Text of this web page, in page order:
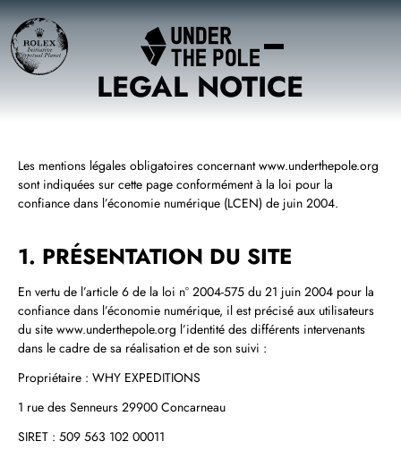
LEGAL NOTICE
Les mentions légales obligatoires concernant www.underthepole.org
sont indiquées sur cette page conformément à la loi pour la
confiance dans l’économie numérique (LCEN) de juin 2004.
1. PRÉSENTATION DU SITE
En vertu de l’article 6 de la loi n° 2004‑575 du 21 juin 2004 pour la
confiance dans l’économie numérique, il est précisé aux utilisateurs
du site www.underthepole.org l’identité des différents intervenants
dans le cadre de sa réalisation et de son suivi :
Propriétaire : WHY EXPEDITIONS
1 rue des Senneurs 29900 Concarneau
SIRET : 509 563 102 00011